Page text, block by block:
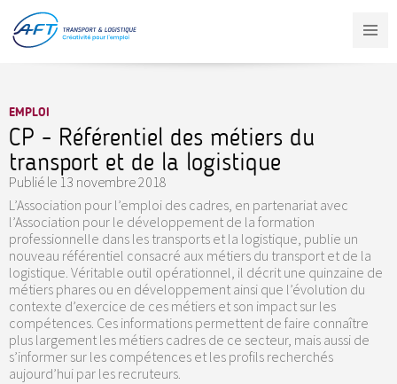
contenu
principal
EMPLOI
CP - Référentiel des métiers du
transport et de la logistique
Publié le 13 novembre 2018
L’Association pour l’emploi des cadres, en partenariat avec
l’Association pour le développement de la formation
professionnelle dans les transports et la logistique, publie un
nouveau référentiel consacré aux métiers du transport et de la
logistique. Véritable outil opérationnel, il décrit une quinzaine de
métiers phares ou en développement ainsi que l’évolution du
contexte d’exercice de ces métiers et son impact sur les
compétences. Ces informations permettent de faire connaître
plus largement les métiers cadres de ce secteur, mais aussi de
s’informer sur les compétences et les profils recherchés
aujourd’hui par les recruteurs.